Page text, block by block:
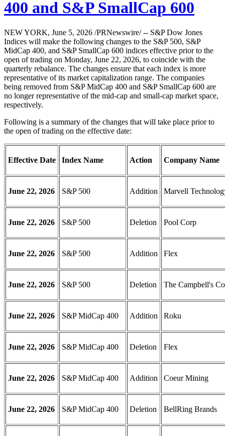
400 and S&P SmallCap 600
NEW YORK, June 5, 2026 /PRNewswire/ -- S&P Dow Jones
Indices will make the following changes to the S&P 500, S&P
MidCap 400, and S&P SmallCap 600 indices effective prior to the
open of trading on Monday, June 22, 2026, to coincide with the
quarterly rebalance. The changes ensure that each index is more
representative of its market capitalization range. The companies
being removed from S&P MidCap 400 and S&P SmallCap 600 are
no longer representative of the mid-cap and small-cap market space,
respectively.
Following is a summary of the changes that will take place prior to
the open of trading on the effective date:
Effective Date Index Name Action Company Name
June 22, 2026 S&P 500 Addition Marvell
June 22, 2026 S&P 500 Deletion Pool Corp
June 22, 2026 S&P 500 Addition Flex
June 22, 2026 S&P 500 Deletion The Campbell's
June 22, 2026 S&P MidCap 400 Addition Roku
June 22, 2026 S&P MidCap 400 Deletion Flex
June 22, 2026 S&P MidCap 400 Addition Coeur Mining
June 22, 2026 S&P MidCap 400 Deletion BellRing Brands